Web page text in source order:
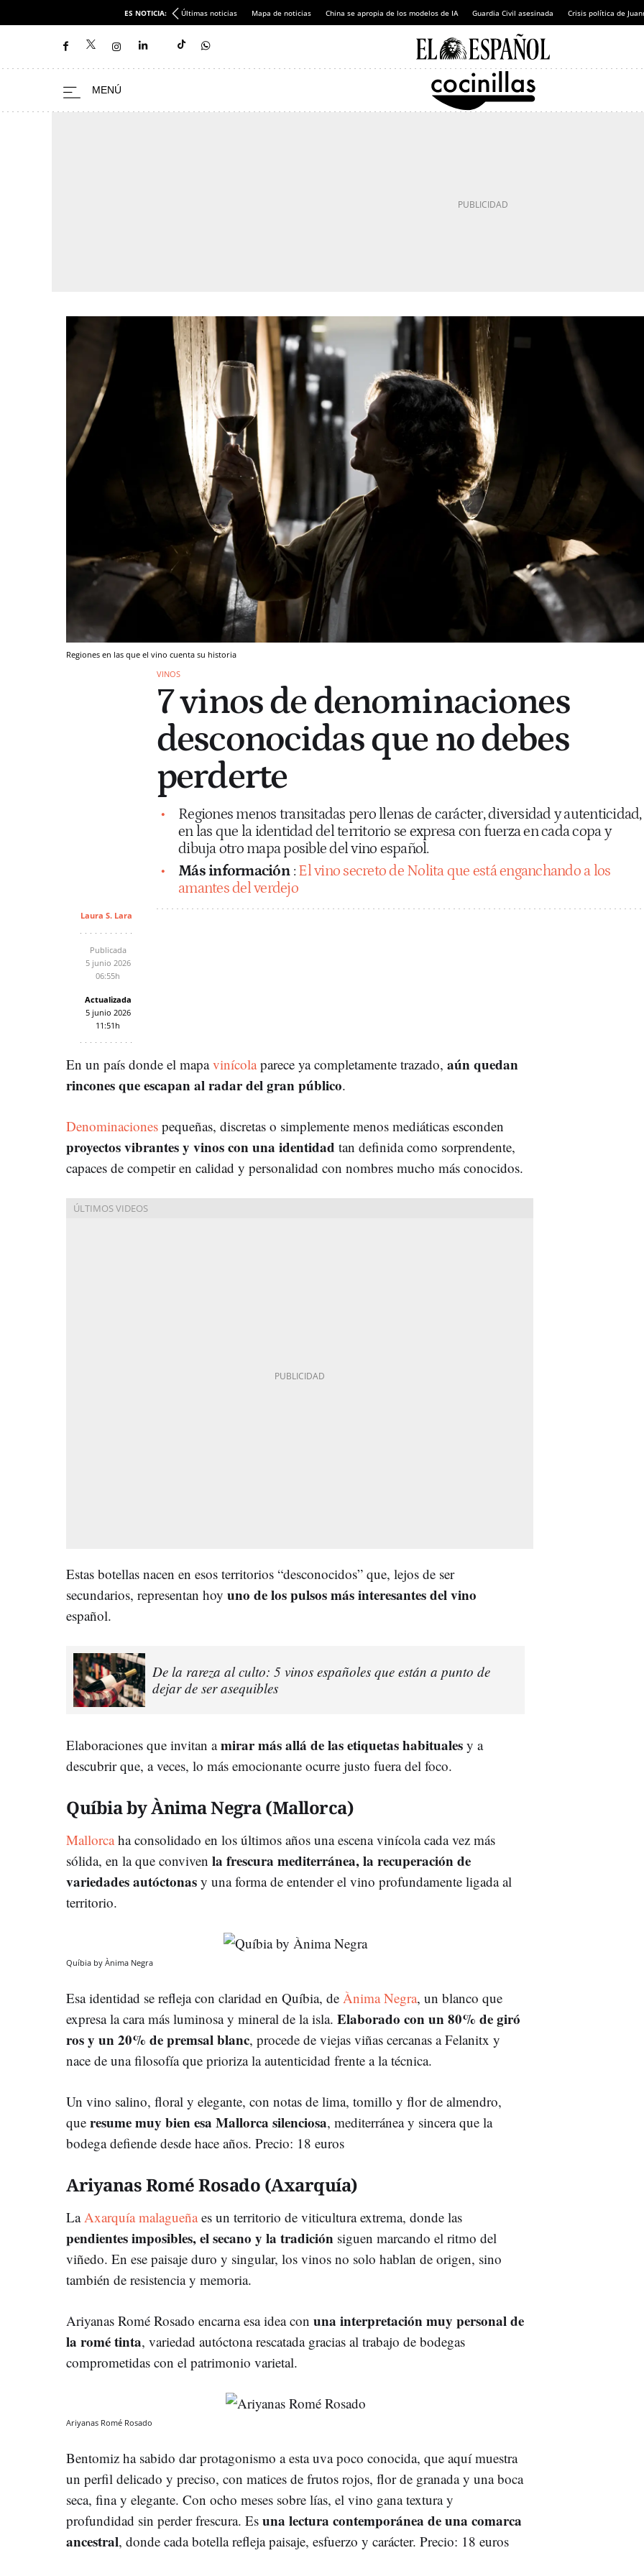
ES NOTICIA: Últimas noticias Mapa de noticias China se apropia de los modelos de IA Guardia Civil asesinada Crisis política de
Regiones en las que el vino cuenta su historia
VINOS
7 vinos de denominaciones
desconocidas que no debes
perderte
Regiones menos transitadas pero llenas de carácter, diversidad y autenticidad,
en las que la identidad del territorio se expresa con fuerza en cada copa y
dibuja otro mapa posible del vino español.
Más información : El vino secreto de Nolita que está enganchando a los
amantes del verdejo
Laura S. Lara
Publicada
5 junio 2026
06:55h
Actualizada
5 junio 2026
11:51h
En un país donde el mapavinícolaparece ya completamente trazado, aún quedan
rincones que escapan al radar del gran público.
Denominaciones pequeñas, discretas o simplemente menos mediáticas esconden
proyectos vibrantes y vinos con una identidad tan definida como sorprendente,
capaces de competir en calidad y personalidad con nombres mucho más conocidos.
Estas botellas nacen en esos territorios “desconocidos” que, lejos de ser
secundarios, representan hoy uno de los pulsos más interesantes del vino
español.
De la rareza al culto: 5 vinos españoles que están a punto de
dejar de ser asequibles
Elaboraciones que invitan amirar más allá de las etiquetas habituales y a
descubrir que, a veces, lo más emocionante ocurre justo fuera del foco.
Quíbia by Ànima Negra (Mallorca)
Mallorcaha consolidado en los últimos años una escena vinícola cada vez más
sólida, en la que conviven la frescura mediterránea, la recuperación de
variedades autóctonas y una forma de entender el vino profundamente ligada al
territorio.
Quíbia by Ànima Negra
Esa identidad se refleja con claridad en Quíbia, de Ànima Negra, un blanco que
expresa la cara más luminosa y mineral de la isla. Elaborado con un 80% de giró
ros y un 20% de premsal blanc, procede de viejas viñas cercanas a Felanitx y
nace de una filosofía que prioriza la autenticidad frente a la técnica.
Un vino salino, floral y elegante, con notas de lima, tomillo y flor de almendro,
que resume muy bien esa Mallorca silenciosa, mediterránea y sincera que la
bodega defiende desde hace años. Precio: 18 euros
Ariyanas Romé Rosado (Axarquía)
La Axarquía malagueñaes un territorio de viticultura extrema, donde las
pendientes imposibles, el secano y la tradición siguen marcando el ritmo del
viñedo. En ese paisaje duro y singular, los vinos no solo hablan de origen, sino
también de resistencia y memoria.
Ariyanas Romé Rosado encarna esa idea con una interpretación muy personal de
la romé tinta, variedad autóctona rescatada gracias al trabajo de bodegas
comprometidas con el patrimonio varietal.
Ariyanas Romé Rosado
Bentomiz ha sabido dar protagonismo a esta uva poco conocida, que aquí muestra
un perfil delicado y preciso, con matices de frutos rojos, flor de granada y una boca
seca, fina y elegante. Con ocho meses sobre lías, el vino gana textura y
profundidad sin perder frescura. Es una lectura contemporánea de una comarca
ancestral, donde cada botella refleja paisaje, esfuerzo y carácter. Precio: 18 euros